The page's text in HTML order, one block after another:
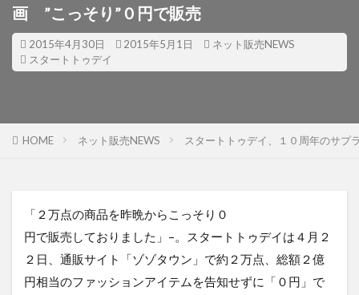
画 ”こっそり”０円で販売
2015年4月30日 2015年5月1日
ネット販売NEWS
スタートトゥデイ
HOME ネット販売NEWS スタートトゥデイ、１０周年のサ
「２万点の商品を昨晩からこっそり０
円で販売しておりました」–。スタートトゥデイは４月２
２日、通販サイト「ゾゾタウン」で約２万点、総額２億
円相当のファッションアイテムを告知せずに「０円」で